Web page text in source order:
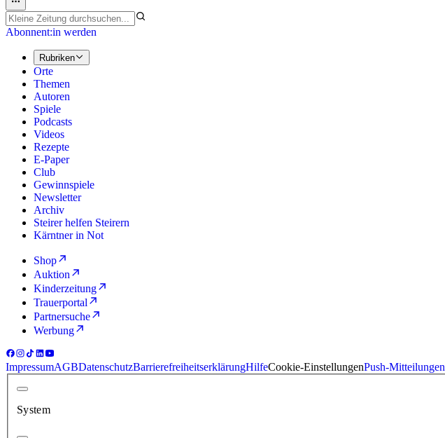
Abonnent:in werden
Rubriken
Orte
Themen
Autoren
Spiele
Podcasts
Videos
Rezepte
E-Paper
Club
Gewinnspiele
Newsletter
Archiv
Steirer helfen Steirern
Kärntner in Not
Shop
Auktion
Kinderzeitung
Trauerportal
Partnersuche
Werbung
ImpressumAGBDatenschutzBarrierefreiheitserklärungHilfeCookie-EinstellungenPush-Mitteilungen
System